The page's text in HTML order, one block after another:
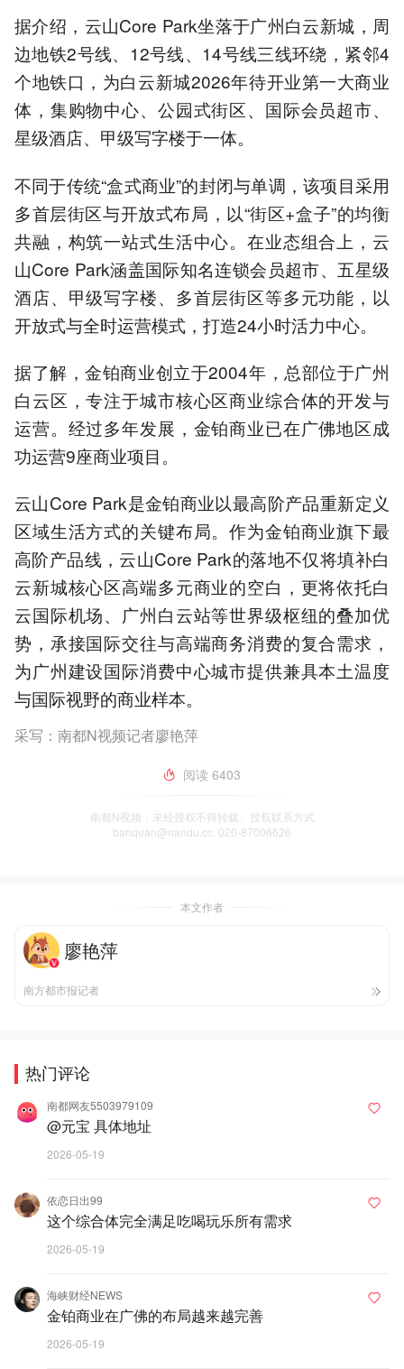
据介绍，云山Core Park坐落于广州白云新城，周
边地铁2号线、12号线、14号线三线环绕，紧邻4
个地铁口，为白云新城2026年待开业第一大商业
体，集购物中心、公园式街区、国际会员超市、
星级酒店、甲级写字楼于一体。
不同于传统“盒式商业”的封闭与单调，该项目采用
多首层街区与开放式布局，以“街区+盒子”的均衡
共融，构筑一站式生活中心。在业态组合上，云
山Core Park涵盖国际知名连锁会员超市、五星级
酒店、甲级写字楼、多首层街区等多元功能，以
开放式与全时运营模式，打造24小时活力中心。
据了解，金铂商业创立于2004年，总部位于广州
白云区，专注于城市核心区商业综合体的开发与
运营。经过多年发展，金铂商业已在广佛地区成
功运营9座商业项目。
云山Core Park是金铂商业以最高阶产品重新定义
区域生活方式的关键布局。作为金铂商业旗下最
高阶产品线，云山Core Park的落地不仅将填补白
云新城核心区高端多元商业的空白，更将依托白
云国际机场、广州白云站等世界级枢纽的叠加优
势，承接国际交往与高端商务消费的复合需求，
为广州建设国际消费中心城市提供兼具本土温度
与国际视野的商业样本。
采写：南都N视频记者廖艳萍
阅读 6403
南都N视频，未经授权不得转载、授权联系方式
banquan@nandu.cc. 020-87006626
本文作者
廖艳萍
南方都市报记者
热门评论
南都网友5503979109
@元宝 具体地址
2026-05-19
依恋日出99
这个综合体完全满足吃喝玩乐所有需求
2026-05-19
海峡财经NEWS
金铂商业在广佛的布局越来越完善
2026-05-19